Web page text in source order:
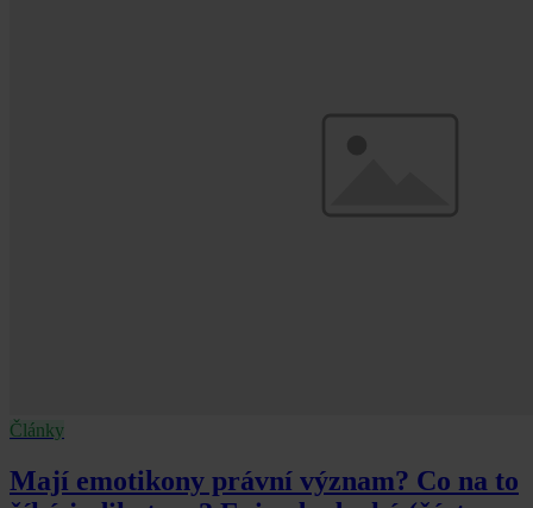
Články
Mají emotikony právní význam? Co na to